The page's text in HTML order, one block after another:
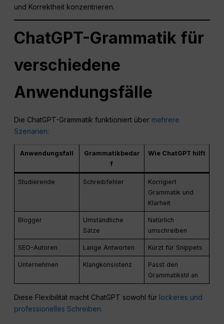
und Korrektheit konzentrieren.
ChatGPT-Grammatik für
verschiedene
Anwendungsfälle
Die ChatGPT-Grammatik funktioniert über mehrere
Szenarien:
Anwendungsfall
Grammatikbedar
f
Wie ChatGPT hilft
Studierende Schreibfehler
Korrigiert
Grammatik und
Klarheit
Blogger
Umständliche
Sätze
Natürlich
umschreiben
SEO-Autoren Lange Antworten Kürzt für Snippets
Unternehmen Klangkonsistenz
Passt den
Grammatikstil an
Diese Flexibilität macht ChatGPT sowohl für lockeres und
professionelles Schreiben.